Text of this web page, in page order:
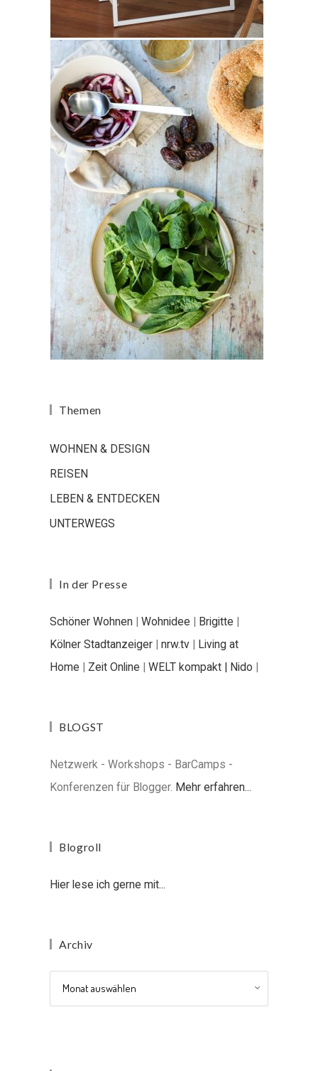
Themen
WOHNEN & DESIGN
REISEN
LEBEN & ENTDECKEN
UNTERWEGS
In der Presse
Schöner Wohnen | Wohnidee | Brigitte |
Kölner Stadtanzeiger | nrw.tv | Living at
Home | Zeit Online | WELT kompakt | Nido |
BLOGST
Netzwerk - Workshops - BarCamps -
Konferenzen für Blogger. Mehr erfahren...
Blogroll
Hier lese ich gerne mit...
Archiv